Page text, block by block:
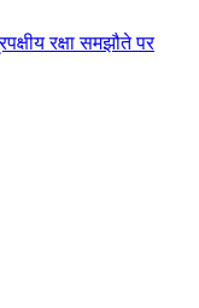
रक्षा समझौते पर